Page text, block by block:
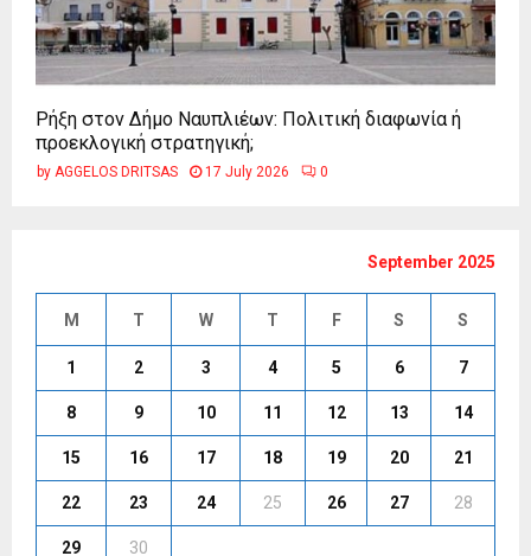
Ρήξη στον Δήμο Ναυπλιέων: Πολιτική διαφωνία ή
προεκλογική στρατηγική;
by AGGELOS DRITSAS 17 July 2026 0
September 2025
M T W T F S S
1 2 3 4 5 6 7
8 9 10 11 12 13 14
15 16 17 18 19 20 21
22 23 24 25 26 27 28
29
30